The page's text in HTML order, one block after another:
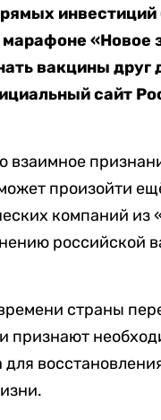
«Новое
вакцины друг
сайт
произойти
компаний
российской
страны
признают